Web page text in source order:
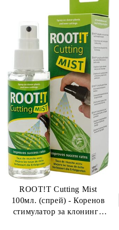
ROOT!T Cutting Mist
100мл. (спрей) - Коренов
стимулатор за клонинги